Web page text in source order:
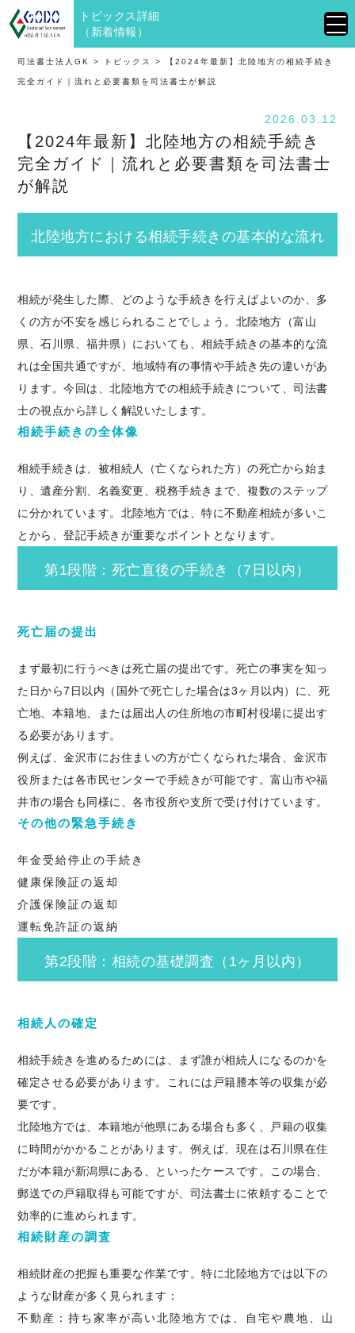
トピックス詳細
（新着情報）
司法書士法人GK > トピックス > 【2024年最新】北陸地方の相続手続き
完全ガイド｜流れと必要書類を司法書士が解説
2026.03.12
【2024年最新】北陸地方の相続手続き
完全ガイド｜流れと必要書類を司法書士
が解説
北陸地方における相続手続きの基本的な流れ
相続が発生した際、どのような手続きを行えばよいのか、多
くの方が不安を感じられることでしょう。北陸地方（富山
県、石川県、福井県）においても、相続手続きの基本的な流
れは全国共通ですが、地域特有の事情や手続き先の違いがあ
ります。今回は、北陸地方での相続手続きについて、司法書
士の視点から詳しく解説いたします。
相続手続きの全体像
相続手続きは、被相続人（亡くなられた方）の死亡から始ま
り、遺産分割、名義変更、税務手続きまで、複数のステップ
に分かれています。北陸地方では、特に不動産相続が多いこ
とから、登記手続きが重要なポイントとなります。
第1段階：死亡直後の手続き（7日以内）
死亡届の提出
まず最初に行うべきは死亡届の提出です。死亡の事実を知っ
た日から7日以内（国外で死亡した場合は3ヶ月以内）に、死
亡地、本籍地、または届出人の住所地の市町村役場に提出す
る必要があります。
例えば、金沢市にお住まいの方が亡くなられた場合、金沢市
役所または各市民センターで手続きが可能です。富山市や福
井市の場合も同様に、各市役所や支所で受け付けています。
その他の緊急手続き
年金受給停止の手続き
健康保険証の返却
介護保険証の返却
運転免許証の返納
第2段階：相続の基礎調査（1ヶ月以内）
相続人の確定
相続手続きを進めるためには、まず誰が相続人になるのかを
確定させる必要があります。これには戸籍謄本等の収集が必
要です。
北陸地方では、本籍地が他県にある場合も多く、戸籍の収集
に時間がかかることがあります。例えば、現在は石川県在住
だが本籍が新潟県にある、といったケースです。この場合、
郵送での戸籍取得も可能ですが、司法書士に依頼することで
効率的に進められます。
相続財産の調査
相続財産の把握も重要な作業です。特に北陸地方では以下の
ような財産が多く見られます：
不動産 ：持ち家率が高い北陸地方では、自宅や農地、山